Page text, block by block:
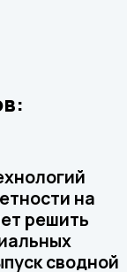
на
решить
сводной